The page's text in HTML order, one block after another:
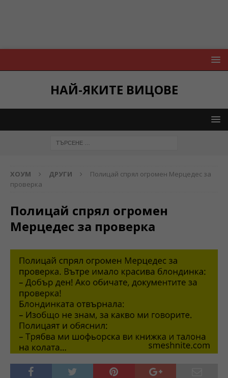
НАЙ-ЯКИТЕ ВИЦОВЕ
ХОУМ ДРУГИ
Полицай спрял огромен Мерцедес за
проверка
Полицай спрял огромен
Мерцедес за проверка